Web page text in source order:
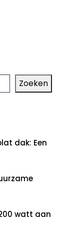
Zoeken
dak: Een
watt aan